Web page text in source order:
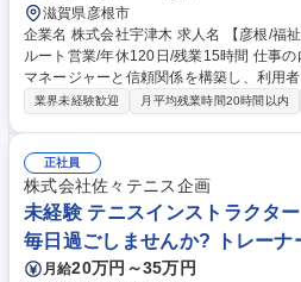
滋賀県彦根市
企業名 株式会社宇津木 求人名 【彦根/福祉用具アドバイザー】地域密着の
ルート営業/年休120日/残業15時間 仕事の内容 居宅介護支援事業所のケア
マネージャーと信頼関係を構築し、利用
ルート営業です。新規飛込はなく、地域
い、ベッドや車いす等の選定・提案、納
ローまで一貫して担当します。既存顧客
業スタイルです。また、営業経験を活か
ただき、将来的には彦根店の店長候補と
にも携わっていただく予定です。 募集職種 【彦根/福祉用具アドバイザ
ー】地域密着のルート営業/年休120日/残
業界未経験歓迎 月平均残業時間20時間以内
正社員
株式会社佐々テニス企画
未経験 テニスインストラクタ
毎日過ごしませんか? トレーナ
月給20万円～35万円